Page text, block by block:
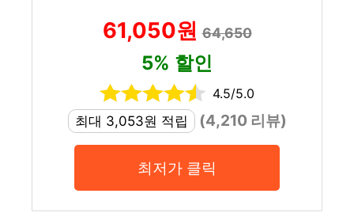
61,050원64,650
5% 할인
4.5/5.0
최대 3,053원 적립
(4,210 리뷰)
최저가 클릭